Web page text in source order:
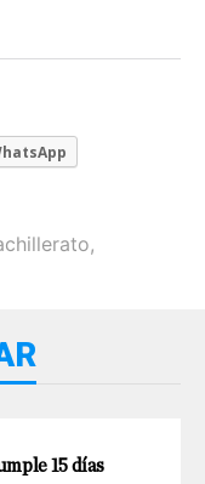
,
15 días